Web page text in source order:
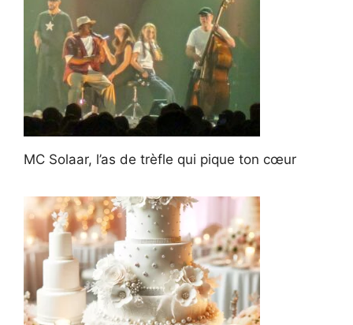
MC Solaar, l’as de trèfle qui pique ton cœur